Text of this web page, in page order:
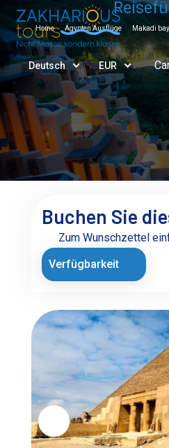
Deutsch EUR
Home Ägypten Ausflüge Makadi
Buchen Sie
Zum Wunschzettel
Verfügbarkeit